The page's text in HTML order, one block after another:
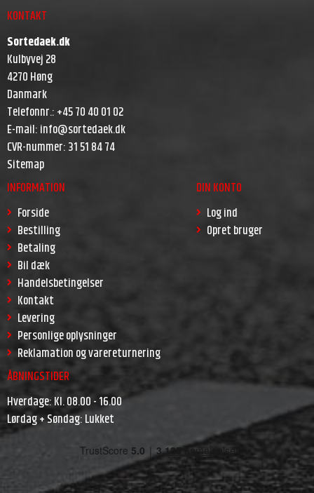
KONTAKT
Sortedaek.dk
Kulbyvej 28
4270 Høng
Danmark
Telefonnr.:+45 70 40 01 02
E-mail:info@sortedaek.dk
CVR-nummer:31 51 84 74
Sitemap
INFORMATION
Forside
Bestilling
Betaling
Bil dæk
Handelsbetingelser
Kontakt
Levering
Personlige oplysninger
Reklamation og varereturnering
DIN KONTO
Log ind
Opret bruger
ÅBNINGSTIDER
Hverdage: Kl. 08.00 - 16.00
Lørdag + Søndag: Lukket